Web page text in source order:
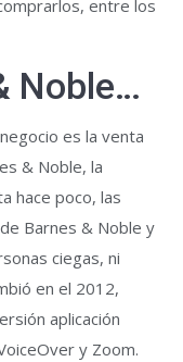
entre los
Noble…
es la venta
& Noble, la
hace poco, las
Barnes & Noble y
ciegas, ni
en el 2012,
aplicación
y Zoom.